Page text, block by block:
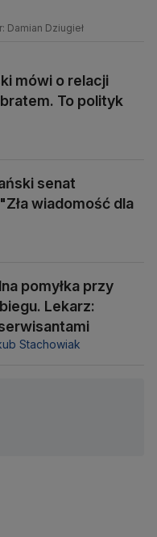
Damian Dziugieł
mówi o relacji
To polityk
senat
wiadomość dla
pomyłka przy
Lekarz:
Stachowiak